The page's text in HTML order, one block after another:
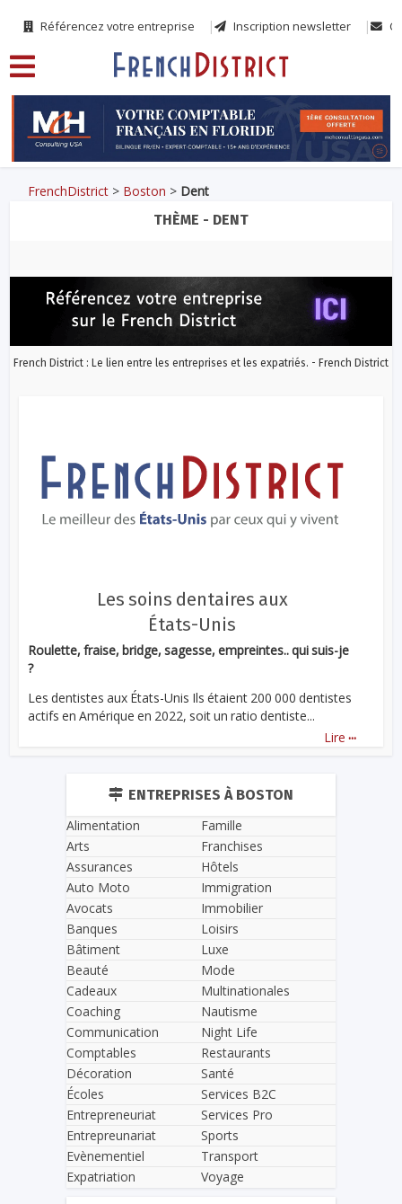
Référencez votre entreprise Inscription newsletter
FrenchDistrict > Boston > Dent
THÈME - DENT
French District : Le lien entre les entreprises et les expatriés. - French District
Les soins dentaires aux
États-Unis
Roulette, fraise, bridge, sagesse, empreintes.. qui suis-je
?
Les dentistes aux États-Unis Ils étaient 200 000 dentistes
actifs en Amérique en 2022, soit un ratio dentiste...
Lire ...
ENTREPRISES À BOSTON
Alimentation
Arts
Assurances
Auto Moto
Avocats
Banques
Bâtiment
Beauté
Cadeaux
Coaching
Communication
Comptables
Décoration
Écoles
Entrepreneuriat
Entrepreunariat
Evènementiel
Expatriation
Famille
Franchises
Hôtels
Immigration
Immobilier
Loisirs
Luxe
Mode
Multinationales
Nautisme
Night Life
Restaurants
Santé
Services B2C
Services Pro
Sports
Transport
Voyage